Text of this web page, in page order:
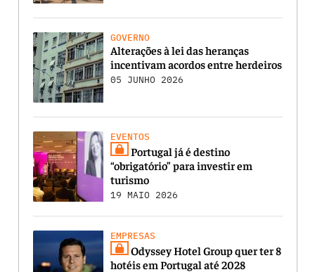
GOVERNO
Alterações à lei das heranças
incentivam acordos entre herdeiros
05 JUNHO 2026
EVENTOS
Portugal já é destino
“obrigatório” para investir em
turismo
19 MAIO 2026
EMPRESAS
Odyssey Hotel Group quer ter 8
hotéis em Portugal até 2028